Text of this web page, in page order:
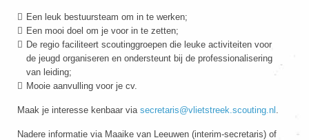
Een leuk bestuursteam om in te werken;
Een mooi doel om je voor in te zetten;
De regio faciliteert scoutinggroepen die leuke activiteiten voor
de jeugd organiseren en ondersteunt bij de professionalisering
van leiding;
Mooie aanvulling voor je cv.
Maak je interesse kenbaar via secretaris@vlietstreek.scouting.nl
Nadere informatie via Maaike van Leeuwen (interim-secretaris) of